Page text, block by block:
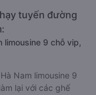
tuyến đường
limousine 9 chỗ vip,
Nam limousine 9
lại với các ghế